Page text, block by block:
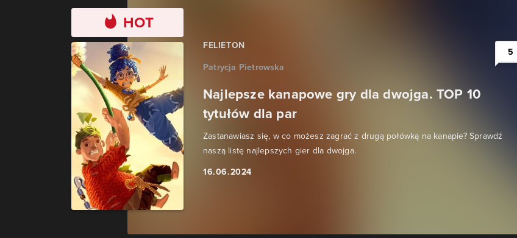
HOT
FELIETON
Patrycja Pietrowska
Najlepsze kanapowe gry dla dwojga. TOP 10
tytułów dla par
Zastanawiasz się, w co możesz zagrać z drugą połówką na kanapie? Sprawdź
naszą listę najlepszych gier dla dwojga.
16.06.2024
5